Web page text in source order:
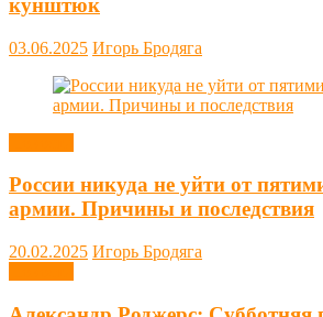
кунштюк
03.06.2025 Игорь Бродяга
России никуда не уйти от
армии. Причины и последствия
20.02.2025 Игорь Бродяга